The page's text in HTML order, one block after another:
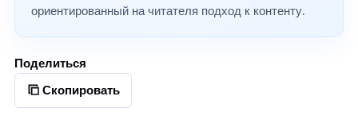
ориентированный на читателя подход к контенту.
Поделиться
Скопировать